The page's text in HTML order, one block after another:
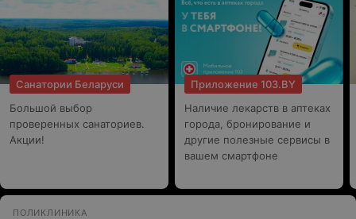
Санатории Беларуси
Большой выбор
проверенных санаториев.
Акции!
Приложение 103.BY
Наличие лекарств в аптеках
города, бронирование и
другие полезные сервисы в
вашем смартфоне
ПОЛИКЛИНИКА